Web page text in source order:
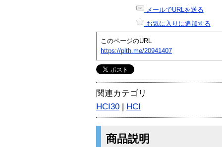
メールでURLを送る
お気に入りに追加する
このページのURL
https://plth.me/20941407
関連カテゴリ
HCI30 | HCI
商品説明